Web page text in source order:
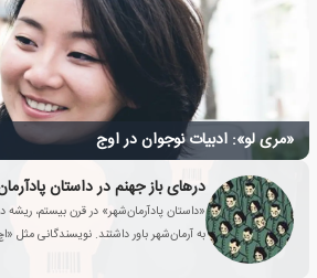
«مری لو»: ادبیات نوجوان در اوج
درهای باز جهنم در داستان
«داستان پادآرمان‌شهر» در قرن بیستم، ریشه
به آرمان‌شهر باور داشتند. نویسندگانی مثل